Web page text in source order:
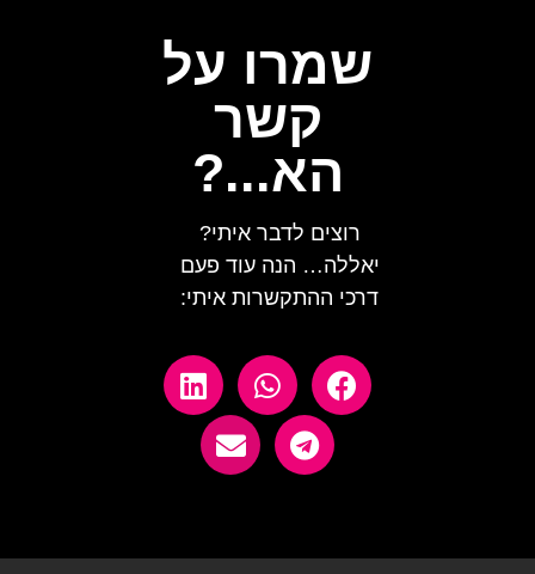
שמרו על
קשר
הא...?
רוצים לדבר איתי?
יאללה… הנה עוד פעם
דרכי ההתקשרות איתי: